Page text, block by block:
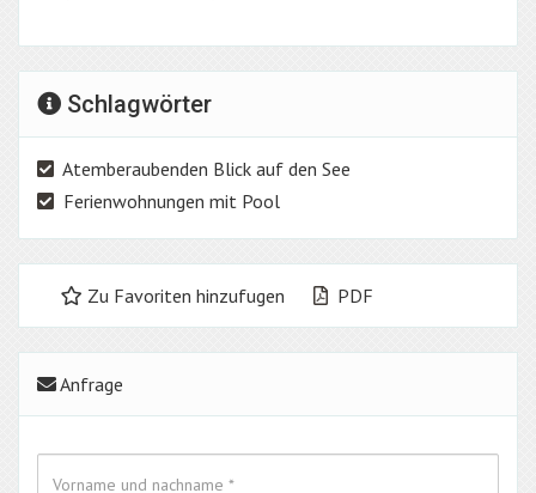
Schlagwörter
Atemberaubenden Blick auf den See
Ferienwohnungen mit Pool
Zu Favoriten hinzufugen PDF
Anfrage